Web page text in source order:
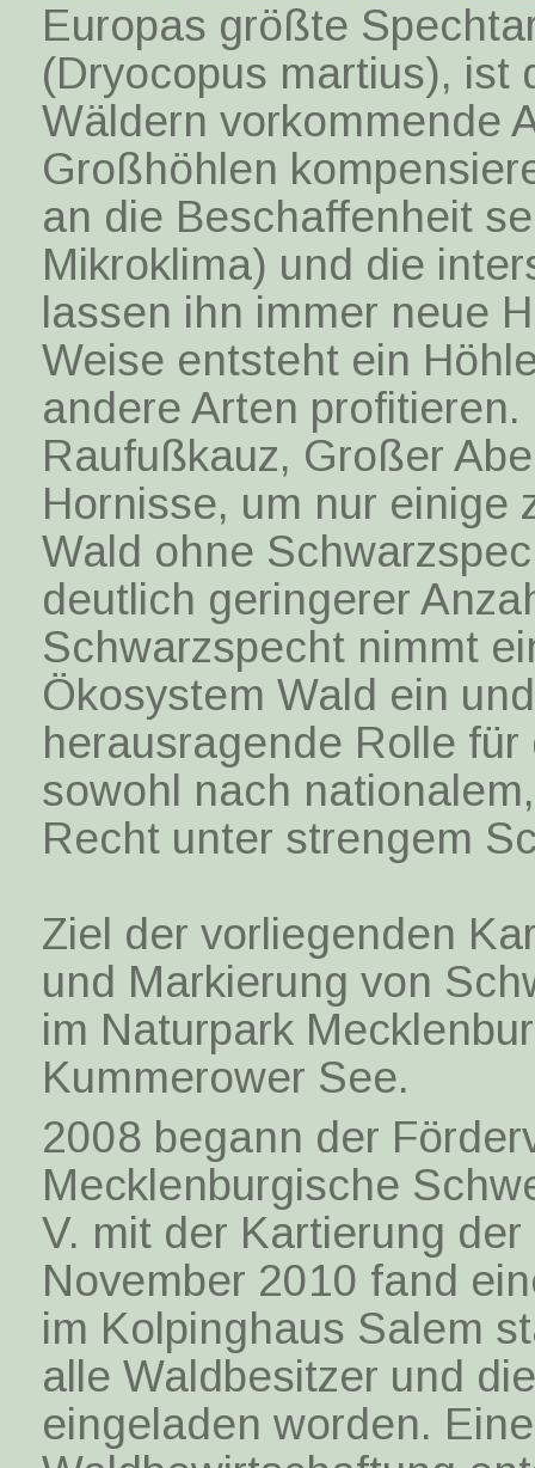
Europas größte
(Dryocopus martius), ist
Wäldern vorkommende
Großhöhlen
an die Beschaffenheit
Mikroklima) und die
lassen ihn immer neue
Weise entsteht ein
andere Arten
Raufußkauz, Großer
Hornisse, um nur einige
Wald ohne
deutlich geringerer
Schwarzspecht nimmt
Ökosystem Wald ein
herausragende Rolle
sowohl nach
Recht unter strengem
Ziel der vorliegenden
und Markierung von
im Naturpark
Kummerower See.
2008 begann der
Mecklenburgische
V. mit der Kartierung
November 2010 fand
im Kolpinghaus Salem
alle Waldbesitzer und
eingeladen worden.